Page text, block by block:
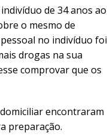
de 34 anos ao
o mesmo de
no indivíduo foi
drogas na sua
comprovar que os
encontraram
preparação.